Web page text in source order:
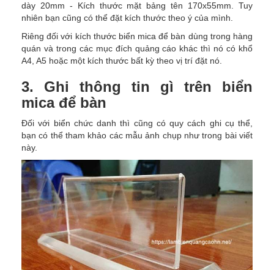
dày 20mm - Kích thước mặt bảng tên 170x55mm. Tuy
nhiên bạn cũng có thể đặt kích thước theo ý của mình.
Riêng đối với kích thước biển mica để bàn dùng trong hàng
quán và trong các mục đích quảng cáo khác thì nó có khổ
A4, A5 hoặc một kích thước bất kỳ theo vị trí đặt nó.
3. Ghi thông tin gì trên biển
mica để bàn
Đối với biển chức danh thì cũng có quy cách ghi cụ thể,
bạn có thể tham khảo các mẫu ảnh chụp như trong bài viết
này.